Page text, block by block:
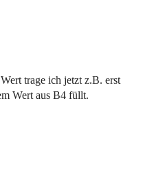
trage ich jetzt z.B. erst
Wert aus B4 füllt.